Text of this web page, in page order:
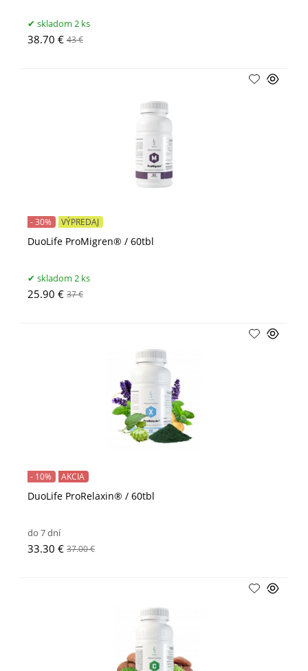
skladom 2 ks
38.70 € 43 €
DuoLife ProMigren® / 60tbl
- 30% VÝPREDAJ
skladom 2 ks
25.90 € 37 €
DuoLife ProRelaxin® / 60tbl
- 10% AKCIA
do 7 dní
33.30 € 37.00 €